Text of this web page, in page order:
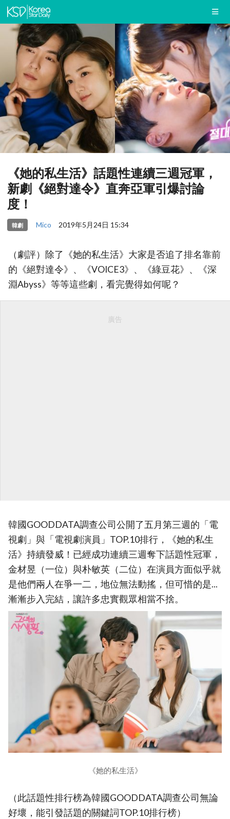
《她的私生活》話題性連續三週冠軍，
新劇《絕對達令》直奔亞軍引爆討論
度！
韓劇 Mico 2019年5月24日 15:34
（劇評）除了《她的私生活》大家是否追了排名靠前
的《絕對達令》、《VOICE3》、《綠豆花》、《深
淵Abyss》等等這些劇，看完覺得如何呢？
廣告
韓國GOODDATA調查公司公開了五月第三週的「電
視劇」與「電視劇演員」TOP.10排行，《她的私生
活》持續發威！已經成功連續三週奪下話題性冠軍，
金材昱（一位）與朴敏英（二位）在演員方面似乎就
是他們兩人在爭一二，地位無法動搖，但可惜的是...
漸漸步入完結，讓許多忠實觀眾相當不捨。
《她的私生活》
（此話題性排行榜為韓國GOODDATA調查公司無論
好壞，能引發話題的關鍵詞TOP.10排行榜）